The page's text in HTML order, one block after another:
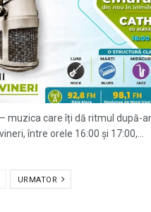
muzica care îți dă ritmul după-
între orele 16:00 și 17:00,...
URMATOR